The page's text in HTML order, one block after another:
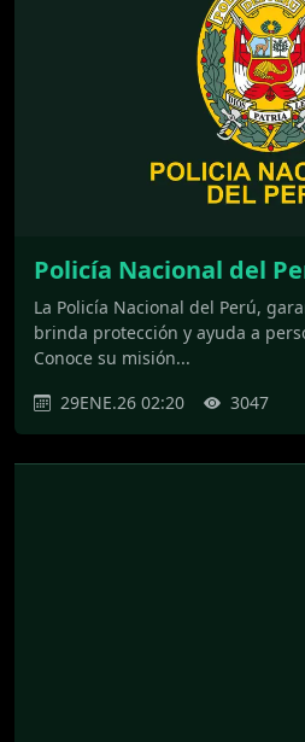
Policía Nacional del
La Policía Nacional del Perú,
brinda protección y ayuda a
Conoce su misión...
29ENE.26 02:20
3047